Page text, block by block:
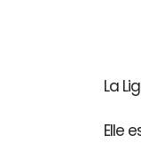
La
Elle